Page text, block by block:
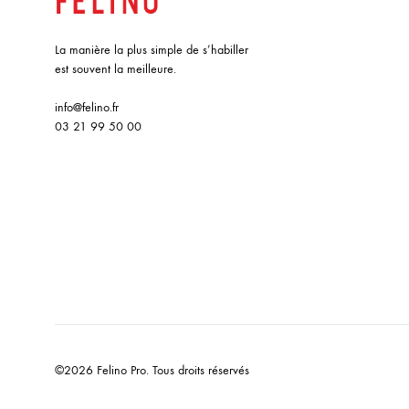
La manière la plus simple de s’habiller
est souvent la meilleure.
info@felino.fr
03 21 99 50 00
©2026 Felino Pro. Tous droits réservés